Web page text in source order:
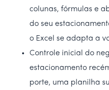
colunas, fórmulas e
do seu
o Excel se adapta a
Controle inicial do
estacionamento
porte, uma planilha